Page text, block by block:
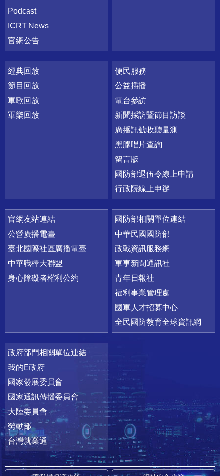
Podcast
ICRT News
官網公告
經典回放
節目回放
軍歌回放
軍樂回放
便民服務
公益插播
電台參訪
新聞採訪暨節目訪談
廣播訊號收聽量測
黑膠唱片查詢
留言版
國防部退伍令線上申請
行政院線上申辦
官網友站連結
公營廣播電臺
臺北國際社區廣播電臺
中華職棒大聯盟
身心障礙者權利公約
國防部相關單位連結
中華民國國防部
政戰資訊服務網
軍事新聞通訊社
青年日報社
福利事業管理處
國軍人才招募中心
全民國防教育全球資訊網
政府部門相關單位連結
我的E政府
國家發展委員會
國家通訊傳播委員會
大陸委員會
勞動部
台灣就業通